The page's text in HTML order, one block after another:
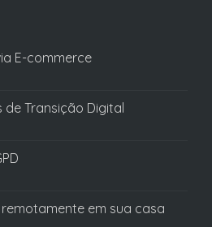
E-commerce
Transição Digital
em sua casa